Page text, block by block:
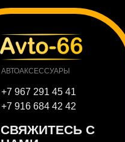
СВЯЖИТЕСЬ С
АВТОАКСЕССУАРЫ
+7 967 291 45 41
+7 916 684 42 42